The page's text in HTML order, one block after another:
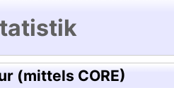
(mittels CORE)